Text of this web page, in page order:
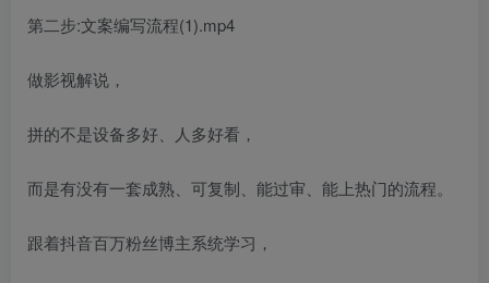
第二步:文案编写流程(1).mp4
做影视解说，
拼的不是设备多好、人多好看，
而是有没有一套成熟、可复制、能过审、能上热门的流程。
跟着抖音百万粉丝博主系统学习，